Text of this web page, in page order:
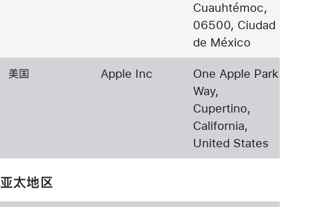
Cuauhtémoc,
06500, Ciudad
de México
美国 Apple Inc
One Apple Park
Way,
Cupertino,
California,
United States
亚太地区